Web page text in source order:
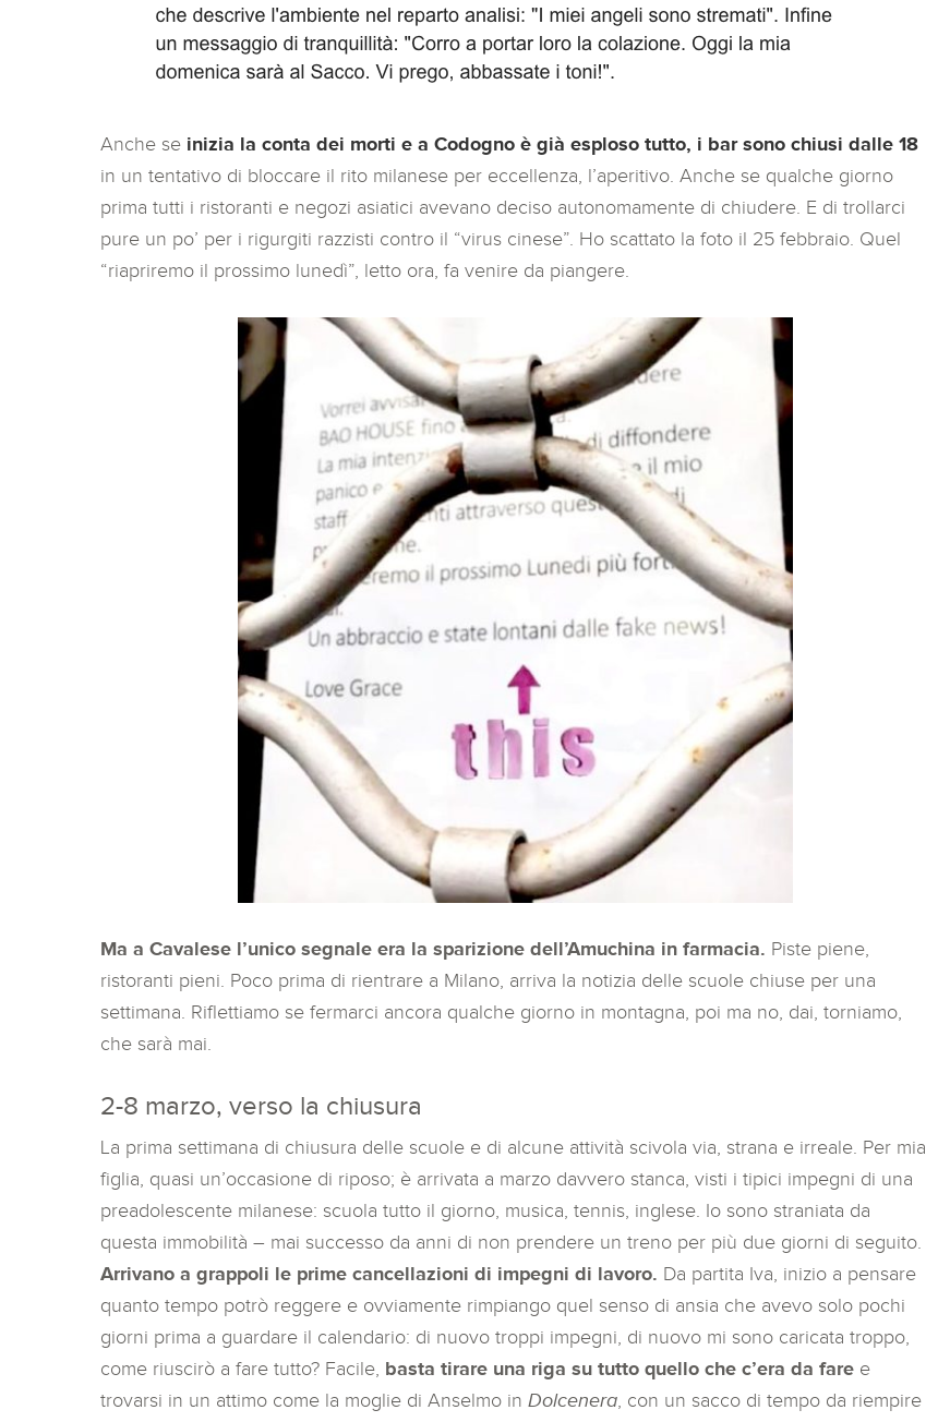
Anche se inizia la conta dei morti e a Codogno è già esploso tutto, i bar sono chiusi dalle 18
in un tentativo di bloccare il rito milanese per eccellenza, l’aperitivo. Anche se qualche giorno
prima tutti i ristoranti e negozi asiatici avevano deciso autonomamente di chiudere. E di trollarci
pure un po’ per i rigurgiti razzisti contro il “virus cinese”. Ho scattato la foto il 25 febbraio. Quel
“riapriremo il prossimo lunedì”, letto ora, fa venire da piangere.
Ma a Cavalese l’unico segnale era la sparizione dell’Amuchina in farmacia. Piste piene,
ristoranti pieni. Poco prima di rientrare a Milano, arriva la notizia delle scuole chiuse per una
settimana. Riflettiamo se fermarci ancora qualche giorno in montagna, poi ma no, dai, torniamo,
che sarà mai.
2-8 marzo, verso la chiusura
La prima settimana di chiusura delle scuole e di alcune attività scivola via, strana e irreale. Per mia
figlia, quasi un’occasione di riposo; è arrivata a marzo davvero stanca, visti i tipici impegni di una
preadolescente milanese: scuola tutto il giorno, musica, tennis, inglese. Io sono straniata da
questa immobilità – mai successo da anni di non prendere un treno per più due giorni di seguito.
Arrivano a grappoli le prime cancellazioni di impegni di lavoro. Da partita Iva, inizio a pensare
quanto tempo potrò reggere e ovviamente rimpiango quel senso di ansia che avevo solo pochi
giorni prima a guardare il calendario: di nuovo troppi impegni, di nuovo mi sono caricata troppo,
come riuscirò a fare tutto? Facile, basta tirare una riga su tutto quello che c’era da fare e
trovarsi in un attimo come la moglie di Anselmo in Dolcenera, con un sacco di tempo da riempire